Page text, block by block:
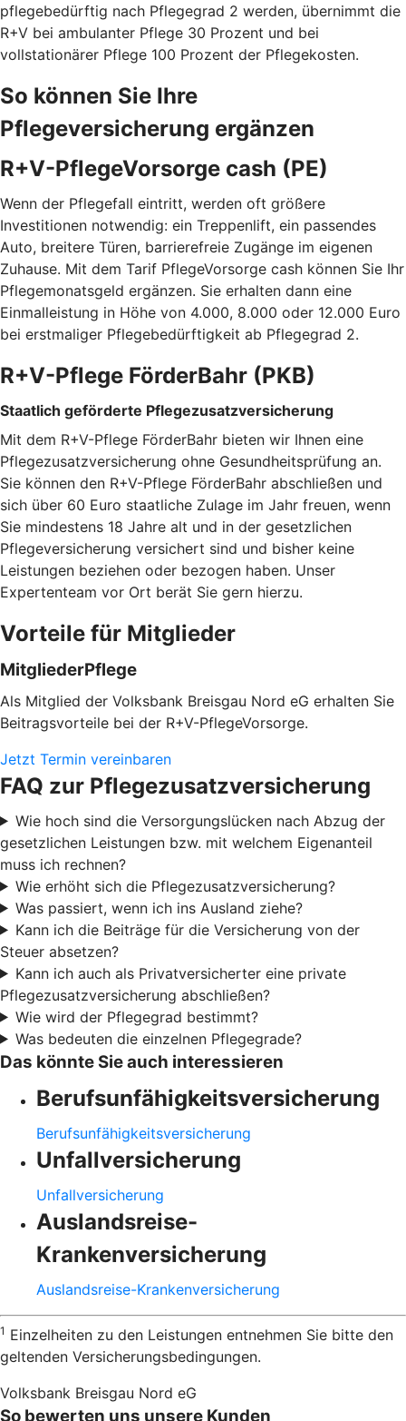
pflegebedürftig nach Pflegegrad 2 werden, übernimmt die
R+V bei ambulanter Pflege 30 Prozent und bei
vollstationärer Pflege 100 Prozent der Pflegekosten.
So können Sie Ihre
Pflegeversicherung ergänzen
R+V-PflegeVorsorge cash (PE)
Wenn der Pflegefall eintritt, werden oft größere
Investitionen notwendig: ein Treppenlift, ein passendes
Auto, breitere Türen, barrierefreie Zugänge im eigenen
Zuhause. Mit dem Tarif PflegeVorsorge cash können Sie Ihr
Pflegemonatsgeld ergänzen. Sie erhalten dann eine
Einmalleistung in Höhe von 4.000, 8.000 oder 12.000 Euro
bei erstmaliger Pflegebedürftigkeit ab Pflegegrad 2.
R+V-Pflege FörderBahr (PKB)
Staatlich geförderte Pflegezusatzversicherung
Mit dem R+V-Pflege FörderBahr bieten wir Ihnen eine
Pflegezusatzversicherung ohne Gesundheitsprüfung an.
Sie können den R+V-Pflege FörderBahr abschließen und
sich über 60 Euro staatliche Zulage im Jahr freuen, wenn
Sie mindestens 18 Jahre alt und in der gesetzlichen
Pflegeversicherung versichert sind und bisher keine
Leistungen beziehen oder bezogen haben. Unser
Expertenteam vor Ort berät Sie gern hierzu.
Vorteile für Mitglieder
MitgliederPflege
Als Mitglied der Volksbank Breisgau Nord eG erhalten Sie
Beitragsvorteile bei der R+V-PflegeVorsorge.
Jetzt Termin vereinbaren
FAQ zur Pflegezusatzversicherung
Wie hoch sind die Versorgungslücken nach Abzug der
gesetzlichen Leistungen bzw. mit welchem Eigenanteil
muss ich rechnen?
Wie erhöht sich die Pflegezusatzversicherung?
Was passiert, wenn ich ins Ausland ziehe?
Kann ich die Beiträge für die Versicherung von der
Steuer absetzen?
Kann ich auch als Privatversicherter eine private
Pflegezusatzversicherung abschließen?
Wie wird der Pflegegrad bestimmt?
Was bedeuten die einzelnen Pflegegrade?
Das könnte Sie auch interessieren
Berufsunfähigkeitsversicherung
Berufsunfähigkeitsversicherung
Unfallversicherung
Unfallversicherung
Auslandsreise-
Krankenversicherung
Auslandsreise-Krankenversicherung
1 Einzelheiten zu den Leistungen entnehmen Sie bitte den
geltenden Versicherungsbedingungen.
Volksbank Breisgau Nord eG
So bewerten uns unsere Kunden